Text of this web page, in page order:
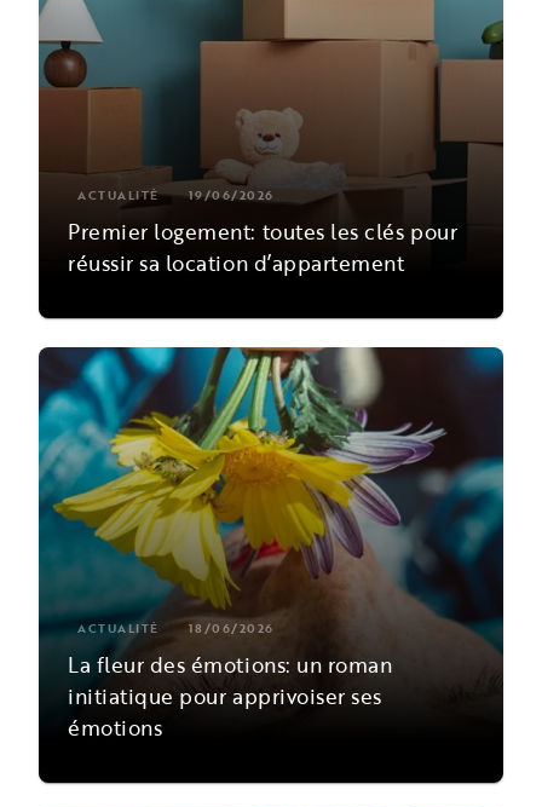
ACTUALITÉ 19/06/2026
Premier logement: toutes les clés pour
réussir sa location d’appartement
ACTUALITÉ 18/06/2026
La fleur des émotions: un roman
initiatique pour apprivoiser ses
émotions